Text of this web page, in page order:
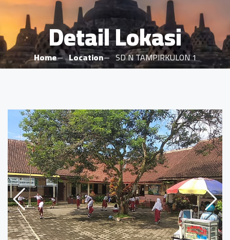
Detail Lokasi
Home Location SD N TAMPIRKULON 1